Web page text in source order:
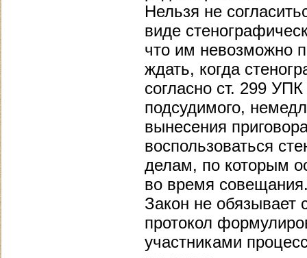
Нельзя не
виде
что им невозможно
ждать, когда
согласно ст. 299
подсудимого,
вынесения
воспользоваться
делам, по которым
во время
Закон не обязывает
протокол
участниками